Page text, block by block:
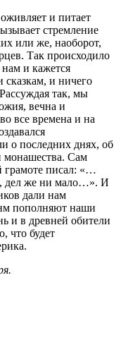
и питает
стремление
или же, наоборот,
Так происходило
и кажется
сказкам, и ничего
так, мы
вечна и
все времена и на
о последних днях, об
монашества. Сам
писал: «…
дел же ни мало…». И
дали нам
пополняют наши
и в древней обители
что будет